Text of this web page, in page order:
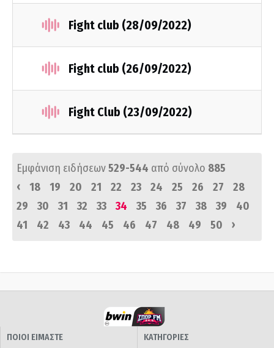
Fight club (28/09/2022)
Fight club (26/09/2022)
Fight Club (23/09/2022)
Εμφάνιση ειδήσεων529-544 από σύνολο 885
‹
18 19 20 21 22 23 24 25 26 27
28
29
30 31 32 33 34 35 36 37 38 39
40
41
42 43 44 45 46 47 48 49 50 ›
ΠΟΙΟΙ ΕΙΜΑΣΤΕ
ΚΑΤΗΓΟΡΙΕΣ